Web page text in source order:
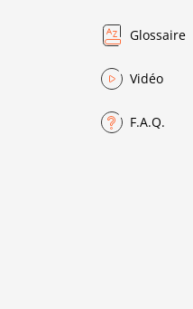
Glossaire
Vidéo
F.A.Q.